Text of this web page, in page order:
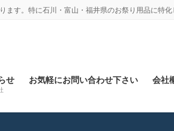
。特に石川・富山・福井県のお祭り用品に特化
せ お気軽にお問い合わせ下さい 会社